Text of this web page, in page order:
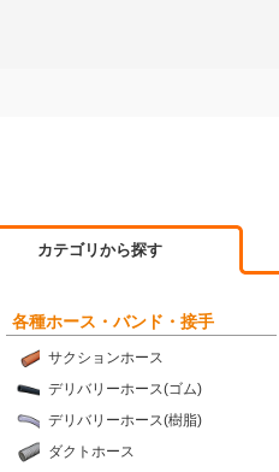
カテゴリから探す
各種ホース・バンド・接手
サクションホース
デリバリーホース(ゴム)
デリバリーホース(樹脂)
ダクトホース